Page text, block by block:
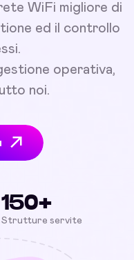
WiFi migliore di
ed il controllo
operativa,
noi.
150+
Strutture servite